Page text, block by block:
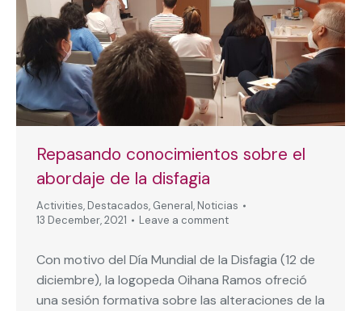
Repasando conocimientos sobre el
abordaje de la disfagia
Activities, Destacados, General, Noticias
13 December, 2021
Leave a comment
Con motivo del Día Mundial de la Disfagia (12 de
diciembre), la logopeda Oihana Ramos ofreció
una sesión formativa sobre las alteraciones de la